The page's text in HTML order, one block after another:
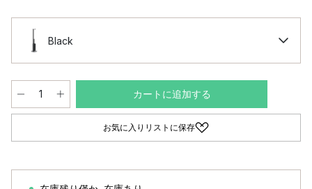
Black
カートに追加する
お気に入りリストに保存